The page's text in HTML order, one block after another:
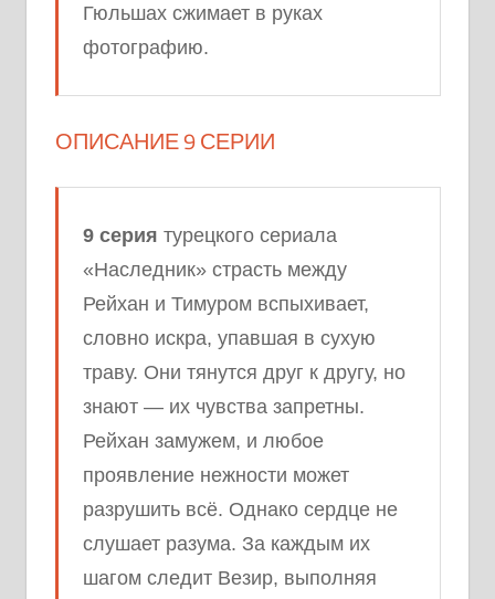
Гюльшах сжимает в руках
фотографию.
ОПИСАНИЕ 9 СЕРИИ
9 серия турецкого сериала
«Наследник» страсть между
Рейхан и Тимуром вспыхивает,
словно искра, упавшая в сухую
траву. Они тянутся друг к другу, но
знают — их чувства запретны.
Рейхан замужем, и любое
проявление нежности может
разрушить всё. Однако сердце не
слушает разума. За каждым их
шагом следит Везир, выполняя